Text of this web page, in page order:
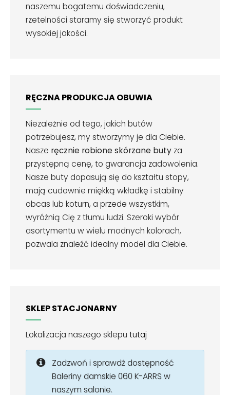
naszemu bogatemu doświadczeniu,
rzetelności staramy się stworzyć produkt
wysokiej jakości.
RĘCZNA PRODUKCJA OBUWIA
Niezależnie od tego, jakich butów
potrzebujesz, my stworzymy je dla Ciebie.
Nasze ręcznie robione skórzane buty za
przystępną cenę, to gwarancja zadowolenia.
Nasze buty dopasują się do kształtu stopy,
mają cudownie miękką wkładkę i stabilny
obcas lub koturn, a przede wszystkim,
wyróżnią Cię z tłumu ludzi. Szeroki wybór
asortymentu w wielu modnych kolorach,
pozwala znaleźć idealny model dla Ciebie.
SKLEP STACJONARNY
Lokalizacja naszego sklepu tutaj
Zadzwoń i sprawdź dostępność
Baleriny damskie 060 K-ARRS w
naszym salonie.